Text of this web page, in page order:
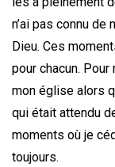
n’ai pas connu
Dieu. Ces
pour chacun. Pour
mon église alors
qui était attendu
moments où je
toujours.